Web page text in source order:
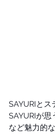
SAYURIとス
SAYURIが
など魅力的